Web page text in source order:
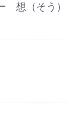
想（そう）